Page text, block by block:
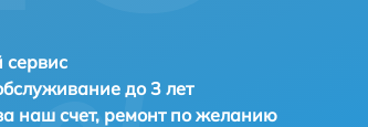
до 3 лет
наш счет, ремонт по желанию